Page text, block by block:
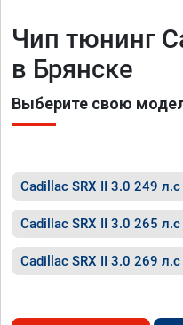
Чип тюнинг
в Брянске
Выберите свою
Cadillac SRX II 3.0 249 л.с
Cadillac SRX II 3.0 265 л.с
Cadillac SRX II 3.0 269 л.с